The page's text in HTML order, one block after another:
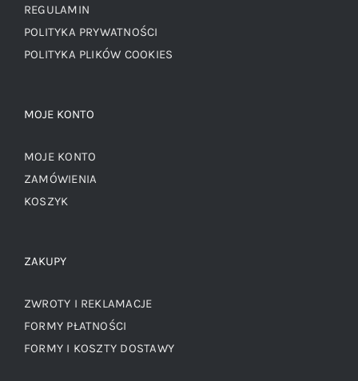
REGULAMIN
POLITYKA PRYWATNOŚCI
POLITYKA PLIKÓW COOKIES
MOJE KONTO
MOJE KONTO
ZAMÓWIENIA
KOSZYK
ZAKUPY
ZWROTY I REKLAMACJE
FORMY PŁATNOŚCI
FORMY I KOSZTY DOSTAWY